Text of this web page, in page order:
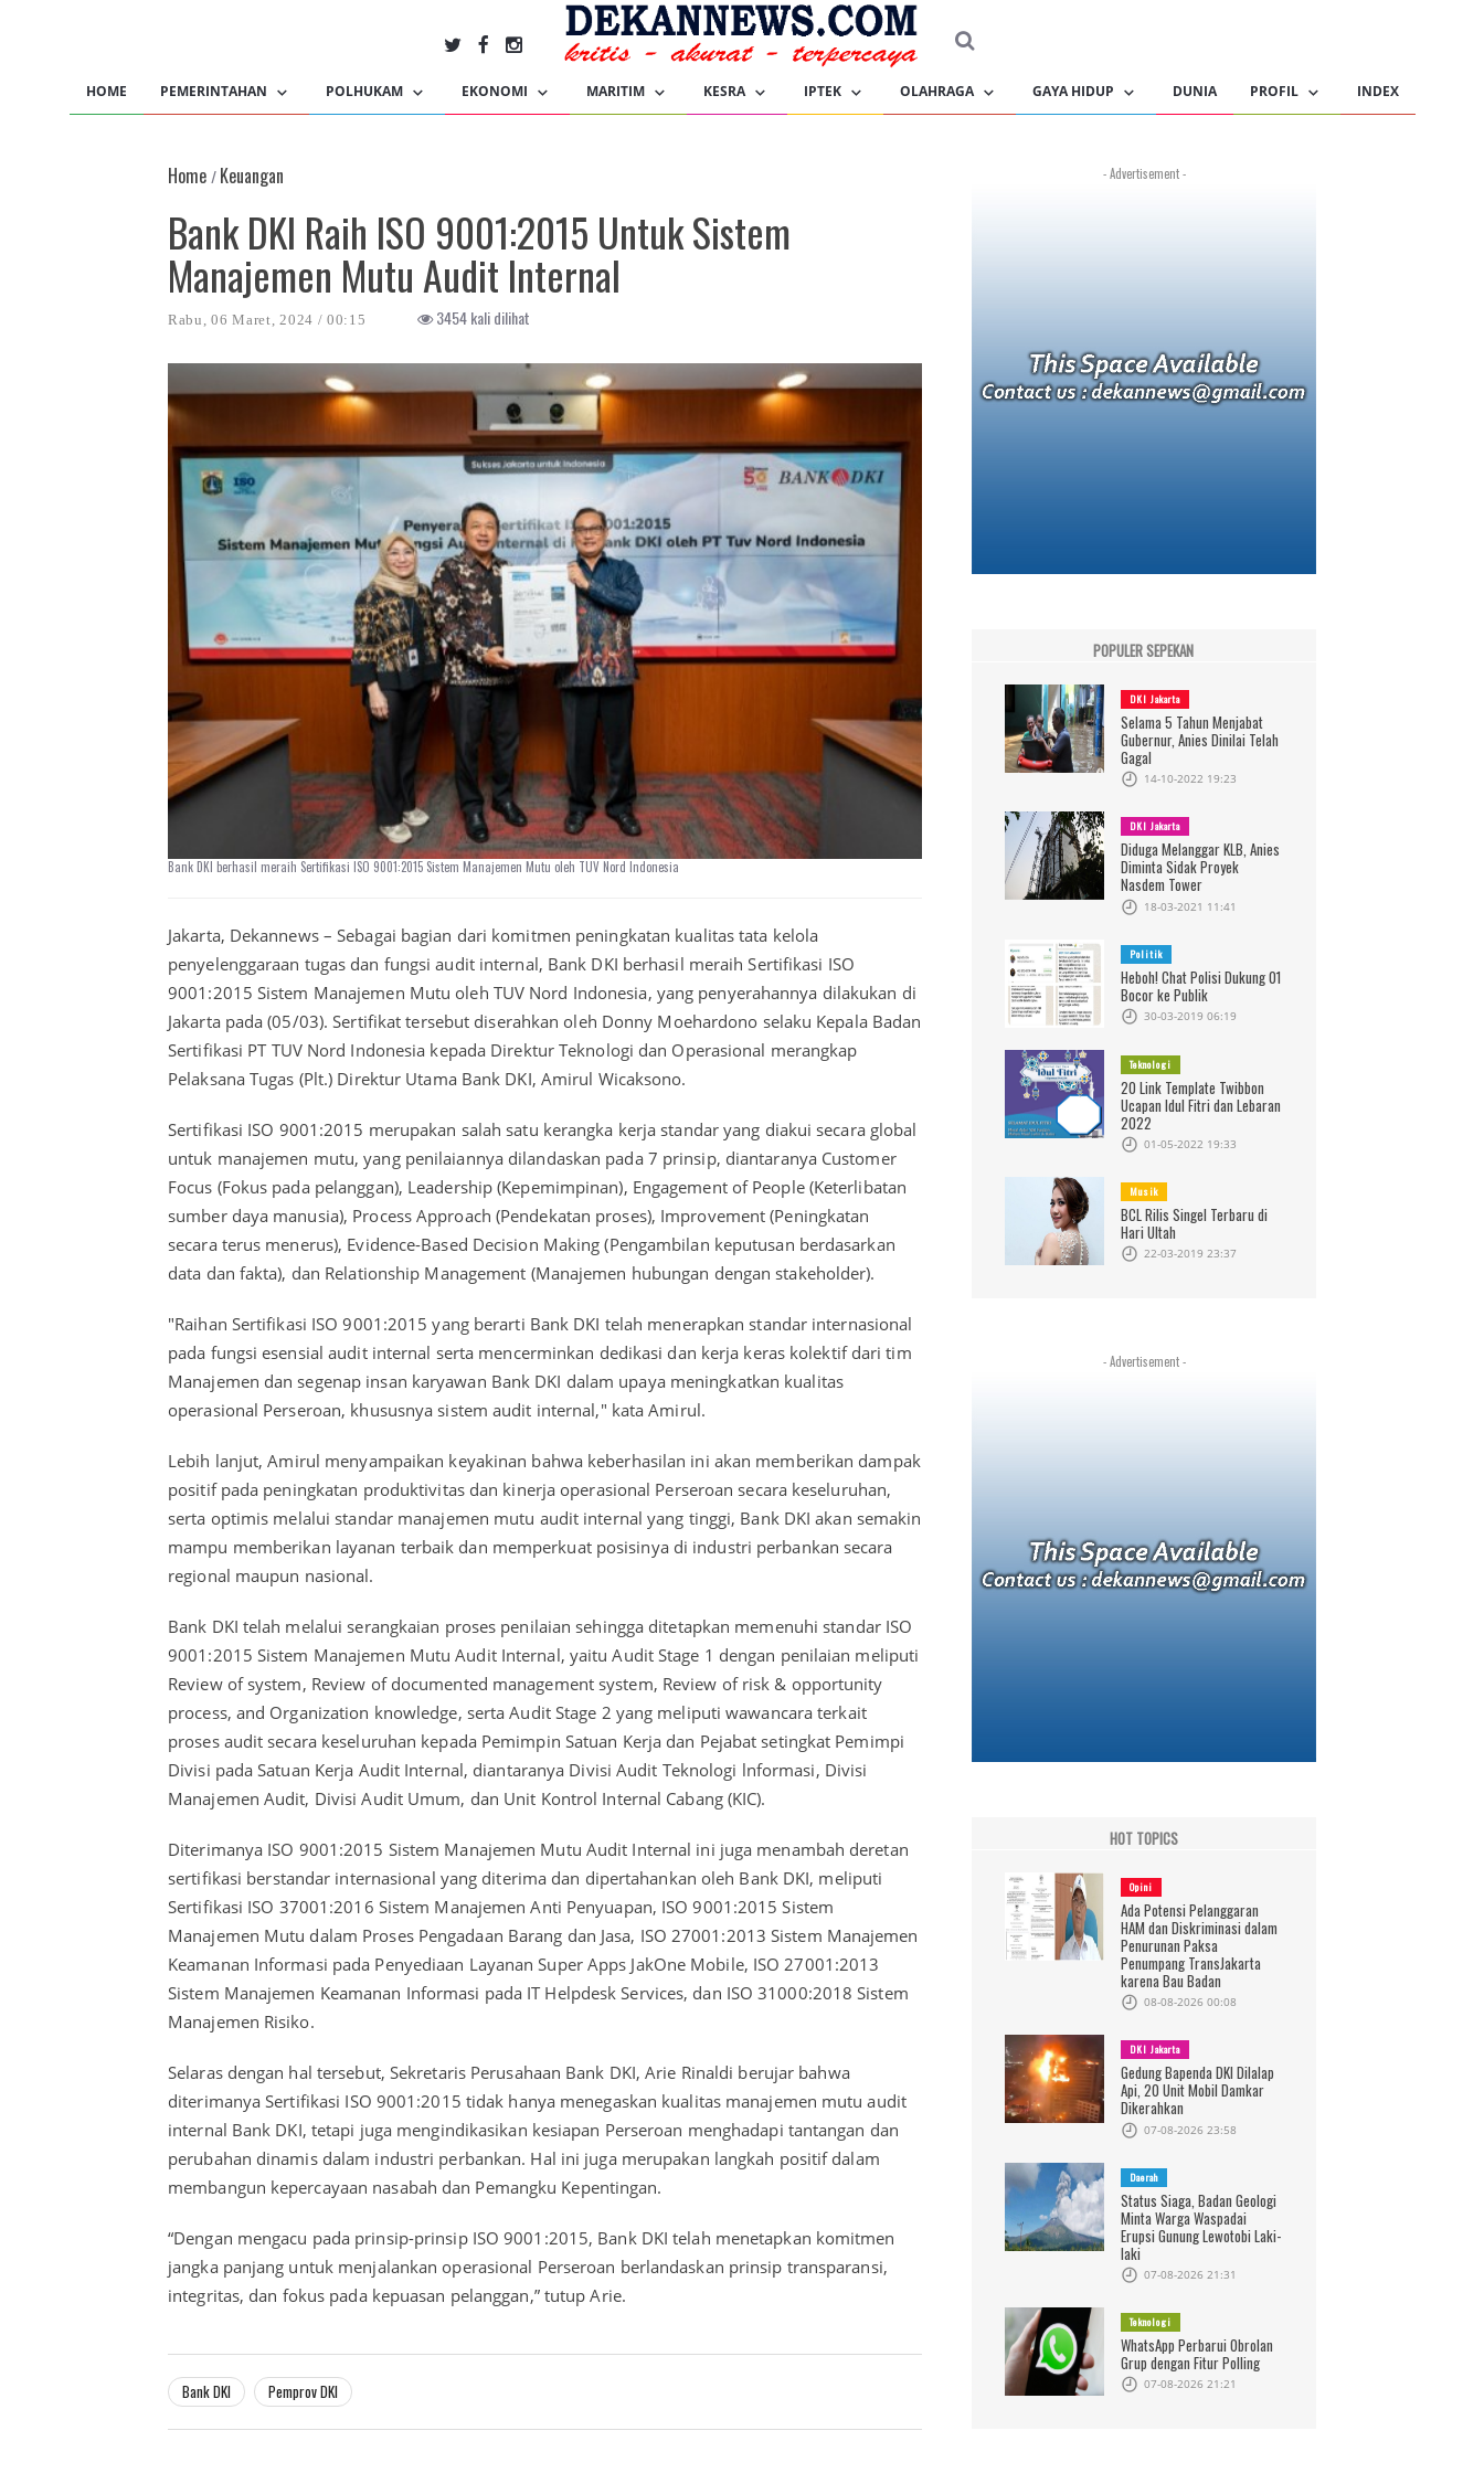
HOME PEMERINTAHAN POLHUKAM EKONOMI MARITIM KESRA IPTEK OLAHRAGA GAYA HIDUP DUNIA PROFIL INDEX
Home/Keuangan
Bank DKI Raih ISO 9001:2015 Untuk Sistem
Manajemen Mutu Audit Internal
Rabu, 06 Maret, 2024 / 00:15 3454 kali dilihat
Bank DKI berhasil meraih Sertifikasi ISO 9001:2015 Sistem Manajemen Mutu oleh TUV Nord Indonesia
Jakarta, Dekannews – Sebagai bagian dari komitmen peningkatan kualitas tata kelola
penyelenggaraan tugas dan fungsi audit internal, Bank DKI berhasil meraih Sertifikasi ISO
9001:2015 Sistem Manajemen Mutu oleh TUV Nord Indonesia, yang penyerahannya dilakukan di
Jakarta pada (05/03). Sertifikat tersebut diserahkan oleh Donny Moehardono selaku Kepala Badan
Sertifikasi PT TUV Nord Indonesia kepada Direktur Teknologi dan Operasional merangkap
Pelaksana Tugas (Plt.) Direktur Utama Bank DKI, Amirul Wicaksono.
Sertifikasi ISO 9001:2015 merupakan salah satu kerangka kerja standar yang diakui secara global
untuk manajemen mutu, yang penilaiannya dilandaskan pada 7 prinsip, diantaranya Customer
Focus (Fokus pada pelanggan), Leadership (Kepemimpinan), Engagement of People (Keterlibatan
sumber daya manusia), Process Approach (Pendekatan proses), Improvement (Peningkatan
secara terus menerus), Evidence-Based Decision Making (Pengambilan keputusan berdasarkan
data dan fakta), dan Relationship Management (Manajemen hubungan dengan stakeholder).
"Raihan Sertifikasi ISO 9001:2015 yang berarti Bank DKI telah menerapkan standar internasional
pada fungsi esensial audit internal serta mencerminkan dedikasi dan kerja keras kolektif dari tim
Manajemen dan segenap insan karyawan Bank DKI dalam upaya meningkatkan kualitas
operasional Perseroan, khususnya sistem audit internal," kata Amirul.
Lebih lanjut, Amirul menyampaikan keyakinan bahwa keberhasilan ini akan memberikan dampak
positif pada peningkatan produktivitas dan kinerja operasional Perseroan secara keseluruhan,
serta optimis melalui standar manajemen mutu audit internal yang tinggi, Bank DKI akan semakin
mampu memberikan layanan terbaik dan memperkuat posisinya di industri perbankan secara
regional maupun nasional.
Bank DKI telah melalui serangkaian proses penilaian sehingga ditetapkan memenuhi standar ISO
9001:2015 Sistem Manajemen Mutu Audit Internal, yaitu Audit Stage 1 dengan penilaian meliputi
Review of system, Review of documented management system, Review of risk & opportunity
process, and Organization knowledge, serta Audit Stage 2 yang meliputi wawancara terkait
proses audit secara keseluruhan kepada Pemimpin Satuan Kerja dan Pejabat setingkat Pemimpi
Divisi pada Satuan Kerja Audit Internal, diantaranya Divisi Audit Teknologi lnformasi, Divisi
Manajemen Audit, Divisi Audit Umum, dan Unit Kontrol Internal Cabang (KIC).
Diterimanya ISO 9001:2015 Sistem Manajemen Mutu Audit Internal ini juga menambah deretan
sertifikasi berstandar internasional yang diterima dan dipertahankan oleh Bank DKI, meliputi
Sertifikasi ISO 37001:2016 Sistem Manajemen Anti Penyuapan, ISO 9001:2015 Sistem
Manajemen Mutu dalam Proses Pengadaan Barang dan Jasa, ISO 27001:2013 Sistem Manajemen
Keamanan Informasi pada Penyediaan Layanan Super Apps JakOne Mobile, ISO 27001:2013
Sistem Manajemen Keamanan Informasi pada IT Helpdesk Services, dan ISO 31000:2018 Sistem
Manajemen Risiko.
Selaras dengan hal tersebut, Sekretaris Perusahaan Bank DKI, Arie Rinaldi berujar bahwa
diterimanya Sertifikasi ISO 9001:2015 tidak hanya menegaskan kualitas manajemen mutu audit
internal Bank DKI, tetapi juga mengindikasikan kesiapan Perseroan menghadapi tantangan dan
perubahan dinamis dalam industri perbankan. Hal ini juga merupakan langkah positif dalam
membangun kepercayaan nasabah dan Pemangku Kepentingan.
“Dengan mengacu pada prinsip-prinsip ISO 9001:2015, Bank DKI telah menetapkan komitmen
jangka panjang untuk menjalankan operasional Perseroan berlandaskan prinsip transparansi,
integritas, dan fokus pada kepuasan pelanggan,” tutup Arie.
Bank DKI Pemprov DKI
- Advertisement -
POPULER SEPEKAN
DKI Jakarta
Selama 5 Tahun Menjabat
Gubernur, Anies Dinilai Telah
Gagal
14-10-2022 19:23
DKI Jakarta
Diduga Melanggar KLB, Anies
Diminta Sidak Proyek
Nasdem Tower
18-03-2021 11:41
Politik
Heboh! Chat Polisi Dukung 01
Bocor ke Publik
30-03-2019 06:19
Teknologi
20 Link Template Twibbon
Ucapan Idul Fitri dan Lebaran
2022
01-05-2022 19:33
Musik
BCL Rilis Singel Terbaru di
Hari Ultah
22-03-2019 23:37
- Advertisement -
HOT TOPICS
Opini
Ada Potensi Pelanggaran
HAM dan Diskriminasi dalam
Penurunan Paksa
Penumpang TransJakarta
karena Bau Badan
08-08-2026 00:08
DKI Jakarta
Gedung Bapenda DKI Dilalap
Api, 20 Unit Mobil Damkar
Dikerahkan
07-08-2026 23:58
Daerah
Status Siaga, Badan Geologi
Minta Warga Waspadai
Erupsi Gunung Lewotobi Laki-
laki
07-08-2026 21:31
Teknologi
WhatsApp Perbarui Obrolan
Grup dengan Fitur Polling
07-08-2026 21:21